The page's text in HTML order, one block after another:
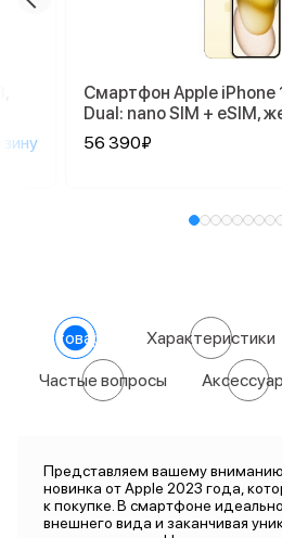
Смартфон Apple iPhone
Dual: nano SIM + eSIM,
56 390₽
О товаре Характеристики
Частые вопросы
Представляем вашему вниманию
новинка от Apple 2023 года,
к покупке. В смартфоне
внешнего вида и заканчивая